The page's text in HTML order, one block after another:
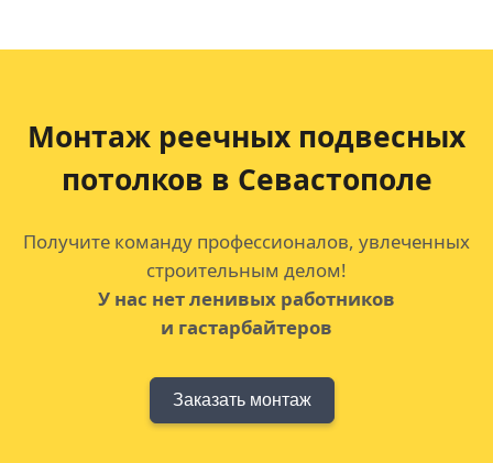
Монтаж реечных подвесных
потолков в Севастополе
Получите команду профессионалов, увлеченных
строительным делом!
У нас нет ленивых работников
и гастарбайтеров
Заказать монтаж